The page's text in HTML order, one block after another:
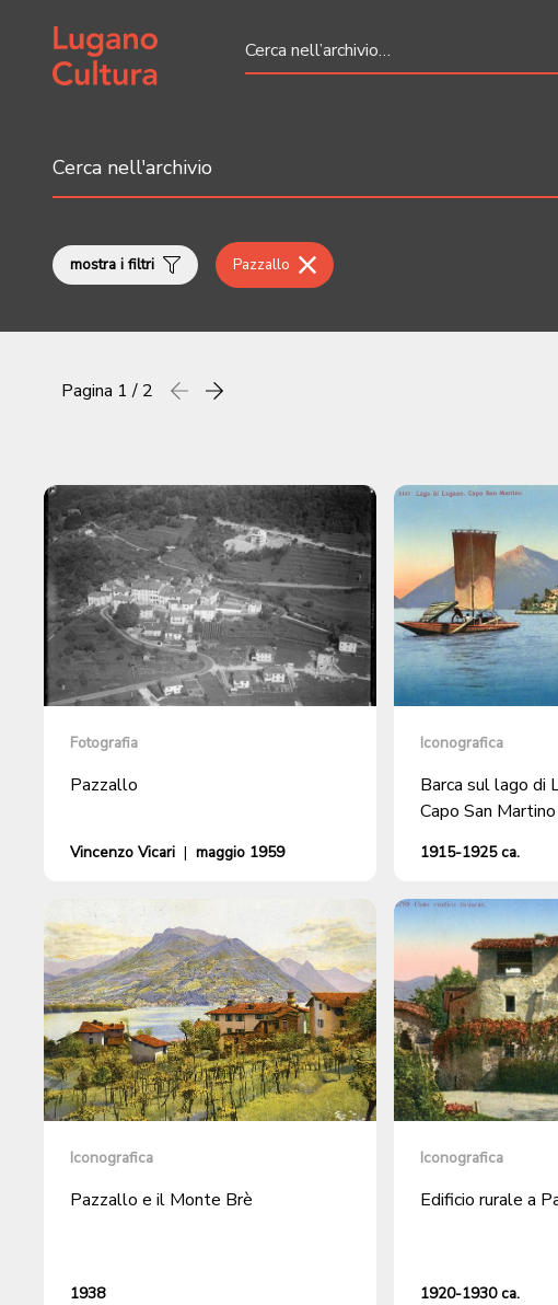
Home page
mostra i filtri Pazzallo
Pagina 1 / 2 Precedente
successiva
Fotografia
Pazzallo
Vincenzo Vicari | maggio 1959
Iconografica
Barca sul lago di
Capo San Martino
1915-1925 ca.
Iconografica
Pazzallo e il Monte Brè
1938
Iconografica
Edificio rurale a
1920-1930 ca.